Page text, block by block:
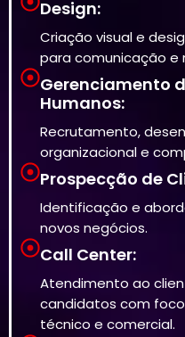
Design:
Criação visual e
para comunicação e
Gerenciamento
Humanos:
Recrutamento,
organizacional e
Prospecção de
Identificação e
novos negócios.
Call Center:
Atendimento ao
candidatos com
técnico e comercial.